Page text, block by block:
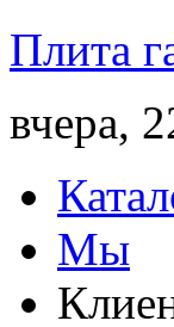
Плита
вчера,
Мы